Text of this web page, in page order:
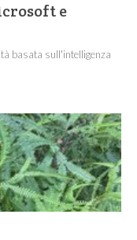
e
basata sull'intelligenza